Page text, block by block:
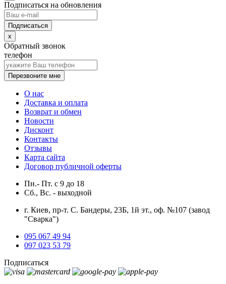
Подписаться на обновления
x
Обратный звонок
телефон
Перезвоните мне
О нас
Доставка и оплата
Возврат и обмен
Новости
Дисконт
Контакты
Отзывы
Карта сайта
Договор публичной оферты
Пн.- Пт. с 9 до 18
Сб., Вс. - выходной
г. Киев, пр-т. С. Бандеры, 23Б, 1й эт., оф. №107 (завод
"Сварка")
095 067 49 94
097 023 53 79
Подписаться